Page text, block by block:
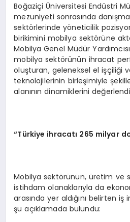
Boğaziçi Üniversitesi Endüstri
mezuniyeti sonrasında
sektörlerinde yöneticilik
birikimini mobilya sektörüne
Mobilya Genel Müdür
mobilya sektörünün ihracat
oluşturan, geleneksel el işçiliği
teknolojilerinin birleşimiyle
alanının dinamiklerini
“Türkiye ihracatı 265 milyar
Mobilya sektörünün, üretim ve
istihdam olanaklarıyla da
arasında yer aldığını belirten iş
şu açıklamada bulundu: